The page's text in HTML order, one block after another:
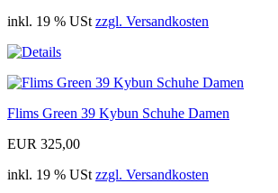
inkl. 19 % USt zzgl. Versandkosten
Flims Green 39 Kybun Schuhe Damen
EUR 325,00
inkl. 19 % USt zzgl. Versandkosten